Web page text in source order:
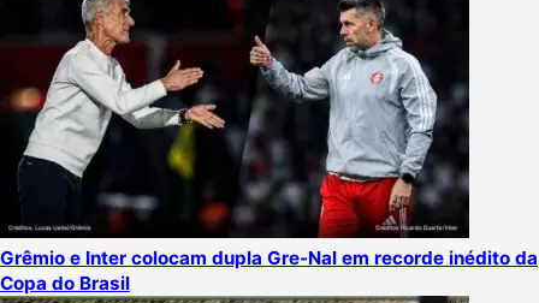
Grêmio e Inter colocam dupla Gre-Nal em recorde inédito da
Copa do Brasil